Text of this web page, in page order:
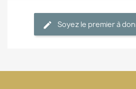
Soyez le premier à